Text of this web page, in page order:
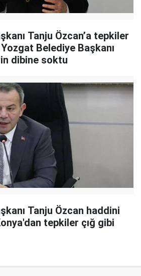
Tanju Özcan’a tepkiler
Belediye Başkanı
dibine soktu
Tanju Özcan haddini
tepkiler çığ gibi